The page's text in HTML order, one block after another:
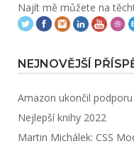
Najít mě můžete na
NEJNOVĚJŠÍ
Amazon ukončil
Nejlepší knihy 2022
Martin Michálek: CSS